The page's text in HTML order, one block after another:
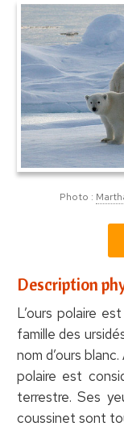
Photo :
Description
L’ours polaire
famille des
nom d’ours
polaire est
terrestre. Ses
coussinet sont